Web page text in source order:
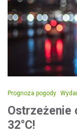
Prognoza pogody
Ostrzeżenie
32°C!